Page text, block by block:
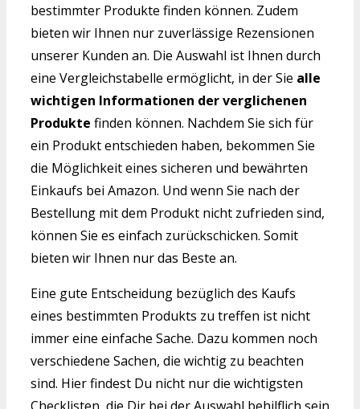
bestimmter Produkte finden können. Zudem
bieten wir Ihnen nur zuverlässige Rezensionen
unserer Kunden an. Die Auswahl ist Ihnen durch
eine Vergleichstabelle ermöglicht, in der Sie alle
wichtigen Informationen der verglichenen
Produkte finden können. Nachdem Sie sich für
ein Produkt entschieden haben, bekommen Sie
die Möglichkeit eines sicheren und bewährten
Einkaufs bei Amazon. Und wenn Sie nach der
Bestellung mit dem Produkt nicht zufrieden sind,
können Sie es einfach zurückschicken. Somit
bieten wir Ihnen nur das Beste an.
Eine gute Entscheidung bezüglich des Kaufs
eines bestimmten Produkts zu treffen ist nicht
immer eine einfache Sache. Dazu kommen noch
verschiedene Sachen, die wichtig zu beachten
sind. Hier findest Du nicht nur die wichtigsten
Checklisten, die Dir bei der Auswahl behilflich sein